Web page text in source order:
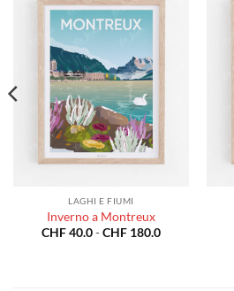
LAGHI E FIUMI
Inverno a Montreux
CHF40.0-CHF 180.0Fascia